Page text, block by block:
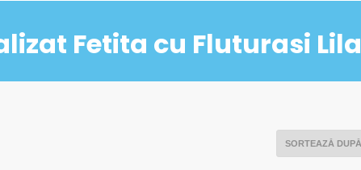
Fetita cu Fluturasi Lila